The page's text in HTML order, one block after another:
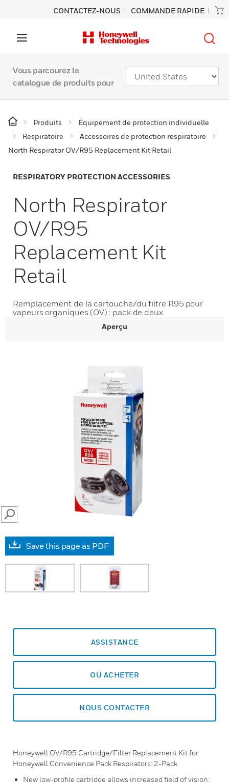
CONTACTEZ-NOUS COMMANDE RAPIDE
Vous parcourez le
catalogue de produits pour
Produits
Équipement de protection individuelle
Respiratoire
Accessoires de protection respiratoire
North Respirator OV/R95 Replacement Kit Retail
RESPIRATORY PROTECTION ACCESSORIES
North Respirator
OV/R95
Replacement Kit
Retail
Remplacement de la cartouche/du filtre R95 pour
vapeurs organiques (OV) : pack de deux
Aperçu
SEARCH
Save this page as PDF
ASSISTANCE
OÙ ACHETER
NOUS CONTACTER
Honeywell OV/R95 Cartridge/Filter Replacement Kit for
Honeywell Convenience Pack Respirators: 2-Pack
New low-profile cartridge allows increased field of vision: